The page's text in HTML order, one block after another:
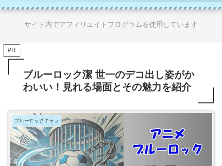
サイト内でアフィリエイトプログラムを使用しています
PR
ブルーロック潔 世一のデコ出し姿がか
わいい！見れる場面とその魅力を紹介
ブルーロックキャラ